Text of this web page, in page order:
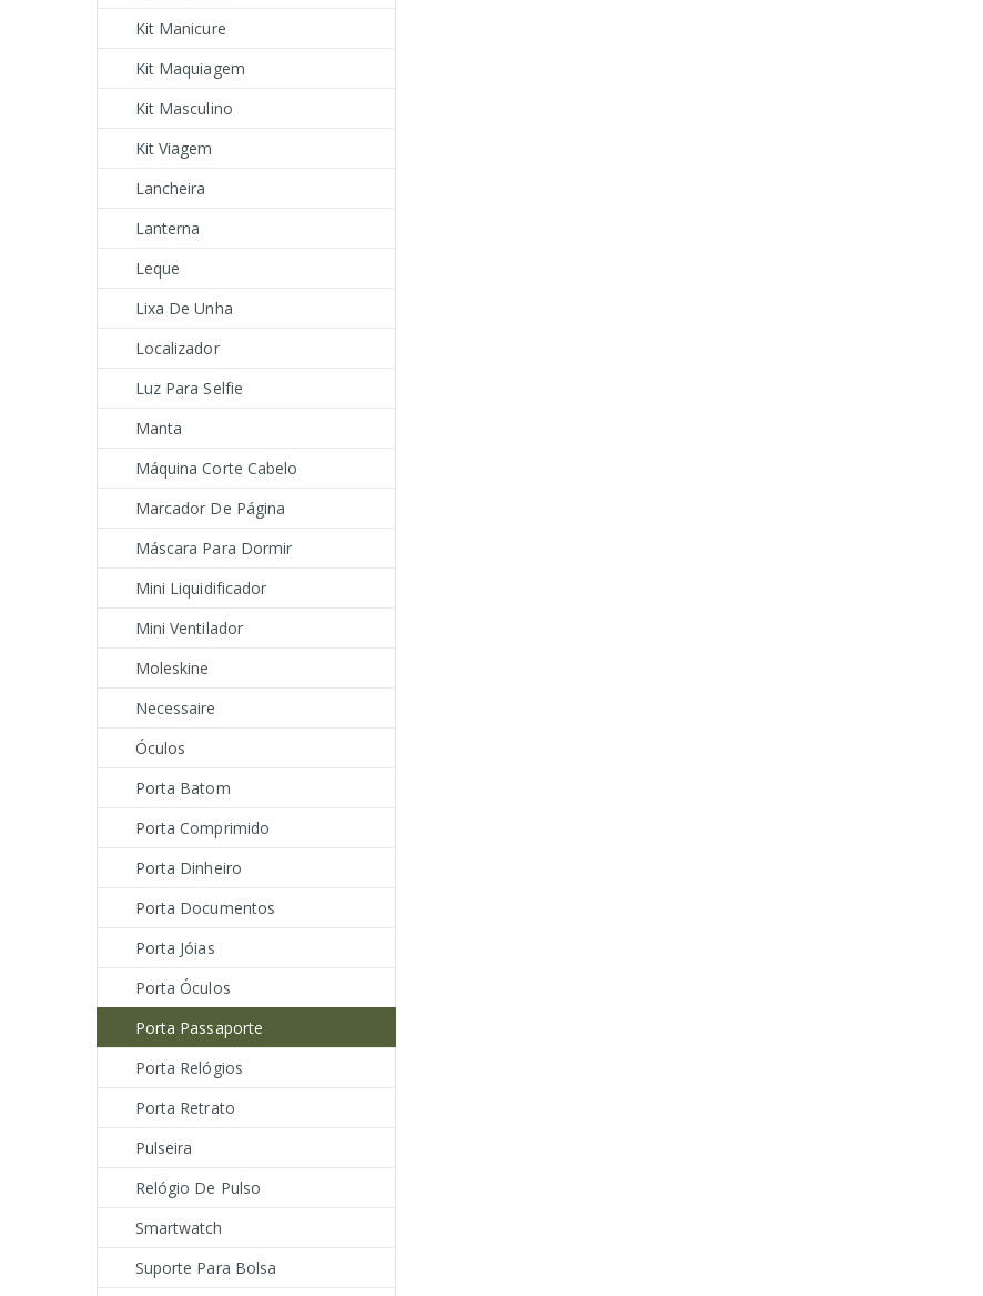
Kit Manicure
Kit Maquiagem
Kit Masculino
Kit Viagem
Lancheira
Lanterna
Leque
Lixa De Unha
Localizador
Luz Para Selfie
Manta
Máquina Corte Cabelo
Marcador De Página
Máscara Para Dormir
Mini Liquidificador
Mini Ventilador
Moleskine
Necessaire
Óculos
Porta Batom
Porta Comprimido
Porta Dinheiro
Porta Documentos
Porta Jóias
Porta Óculos
Porta Passaporte
Porta Relógios
Porta Retrato
Pulseira
Relógio De Pulso
Smartwatch
Suporte Para Bolsa